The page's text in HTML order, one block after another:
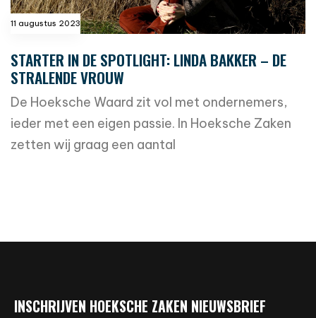
11 augustus 2023
STARTER IN DE SPOTLIGHT: LINDA BAKKER – DE
STRALENDE VROUW
De Hoeksche Waard zit vol met ondernemers,
ieder met een eigen passie. In Hoeksche Zaken
zetten wij graag een aantal
INSCHRIJVEN HOEKSCHE ZAKEN NIEUWSBRIEF